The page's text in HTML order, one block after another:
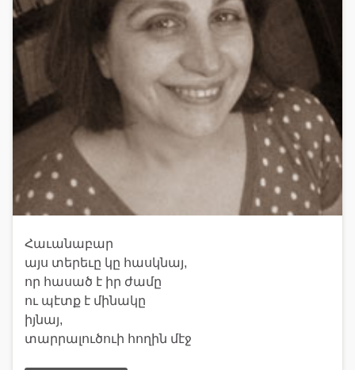
Հաւանաբար
այս տերեւը կը հասկնայ,
որ հասած է իր ժամը
ու պէտք է մինակը
իյնայ,
տարրալուծուի հողին մէջ